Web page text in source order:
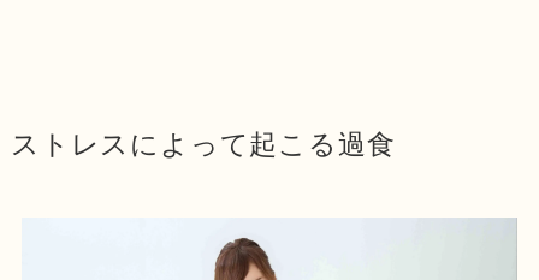
ストレスによって起こる過食